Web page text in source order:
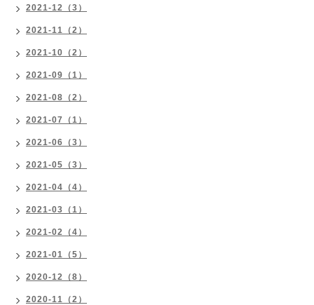
2021-12（3）
2021-11（2）
2021-10（2）
2021-09（1）
2021-08（2）
2021-07（1）
2021-06（3）
2021-05（3）
2021-04（4）
2021-03（1）
2021-02（4）
2021-01（5）
2020-12（8）
2020-11（2）